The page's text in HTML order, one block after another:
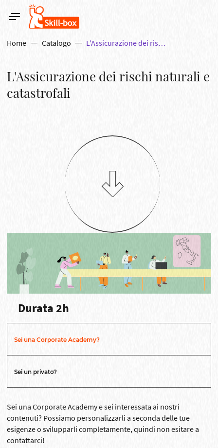
Home Catalogo L'Assicurazione dei rischi naturali e catastrofali
L'Assicurazione dei rischi naturali e
catastrofali
Durata 2h
Sei una Corporate Academy?
Sei un privato?
Sei una Corporate Academy e sei interessata ai nostri
contenuti? Possiamo personalizzarli a seconda delle tue
esigenze o svilupparli completamente, quindi non esitare a
contattarci!